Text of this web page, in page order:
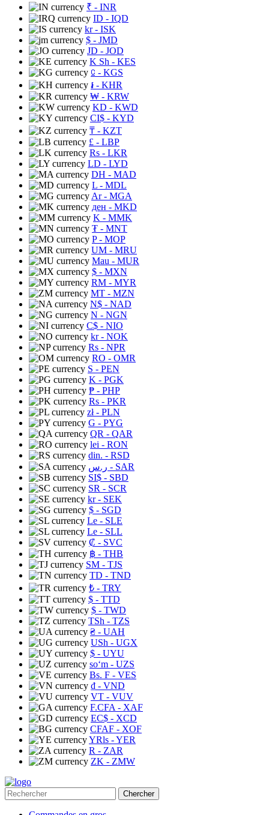
₹ - INR
ID - IQD
kr- ISK
$ - JMD
JD - JOD
K Sh - KES
⃀ - KGS
៛ - KHR
₩ - KRW
KD - KWD
CI$ - KYD
₸ - KZT
£ - LBP
Rs - LKR
LD - LYD
DH - MAD
L - MDL
Ar- MGA
ден - MKD
K - MMK
₮ - MNT
P- MOP
UM - MRU
Mau - MUR
$ - MXN
RM - MYR
MT - MZN
N$ - NAD
N - NGN
C$ - NIO
kr- NOK
Rs - NPR
RO - OMR
S - PEN
K - PGK
₱ - PHP
Rs - PKR
zł- PLN
G - PYG
QR - QAR
lei - RON
din. - RSD
ر.س - SAR
SI$ - SBD
SR - SCR
kr- SEK
$ - SGD
Le - SLE
Le - SLL
₡ - SVC
฿ - THB
ЅМ - TJS
TD - TND
₺ - TRY
$ - TTD
$ - TWD
TSh - TZS
₴ - UAH
USh - UGX
$ - UYU
soʻm - UZS
Bs. F - VES
₫ - VND
VT - VUV
F.CFA - XAF
EC$ - XCD
CFAF - XOF
YRls - YER
R - ZAR
ZK - ZMW
Chercher